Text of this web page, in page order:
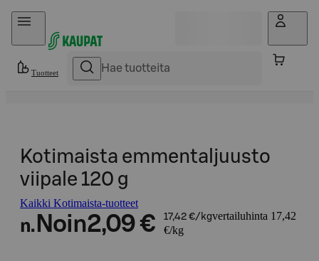
Hyppää sisältöön
Tuotteet
Kotimaista emmentaljuusto
viipale 120 g
Kaikki Kotimaista-tuotteet
n. Noin2,09 € 17,42 €/kgvertailuhinta 17,42
€/kg